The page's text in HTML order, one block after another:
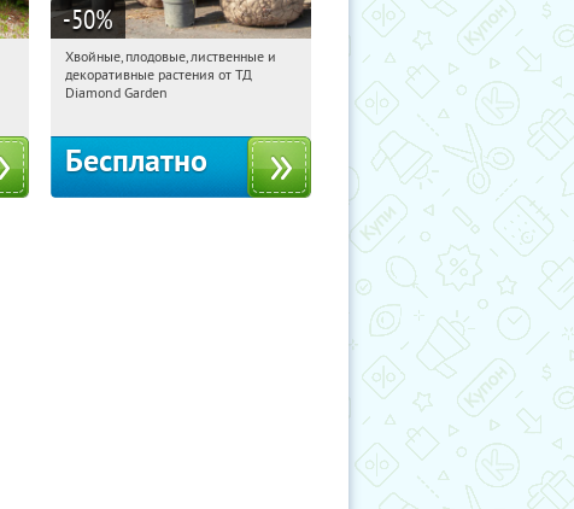
-50%
15:27:40 Получили:
Выставочная
Хвойные, плодовые, лиственные и
декоративные растения от ТД
Diamond Garden
Бесплатно